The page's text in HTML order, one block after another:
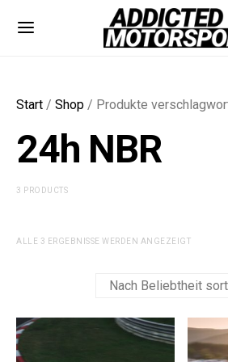
Start / Shop / Produkte
24h NBR
3 PRODUCTS
ALLE 3 ERGEBNISSE WERDEN ANGEZEIGTNACH